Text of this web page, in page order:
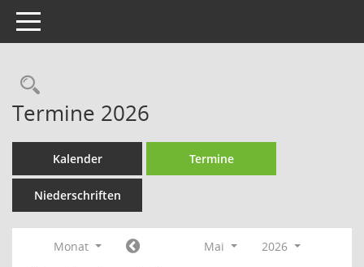
Toggle navigation
Rechercheauswahl
Termine 2026
Kalender Termine
Niederschriften
Monat Mai
2026